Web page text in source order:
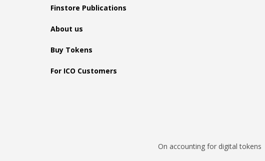
Finstore Publications
About us
Buy Tokens
For ICO Customers
On accounting for digital tokens